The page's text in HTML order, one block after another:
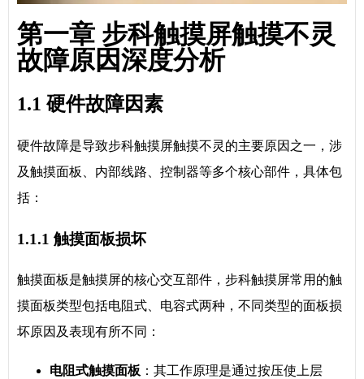
第一章 步科触摸屏触摸不灵
故障原因深度分析
1.1 硬件故障因素
硬件故障是导致步科触摸屏触摸不灵的主要原因之一，涉
及触摸面板、内部线路、控制器等多个核心部件，具体包
括：
1.1.1 触摸面板损坏
触摸面板是触摸屏的核心交互部件，步科触摸屏常用的触
摸面板类型包括电阻式、电容式两种，不同类型的面板损
坏原因及表现有所不同：
电阻式触摸面板 ：其工作原理是通过按压使上层